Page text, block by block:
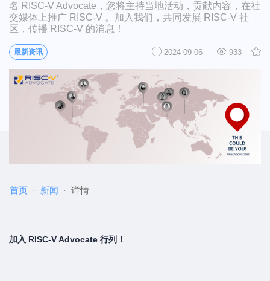
名 RISC-V Advocate，您将主持当地活动，贡献内容，在社
交媒体上推广 RISC-V 。加入我们，共同发展 RISC-V 社
区，传播 RISC-V 的消息！
最新资讯 2024-09-06 933
首页 新闻 详情
加入 RISC-V Advocate 行列！